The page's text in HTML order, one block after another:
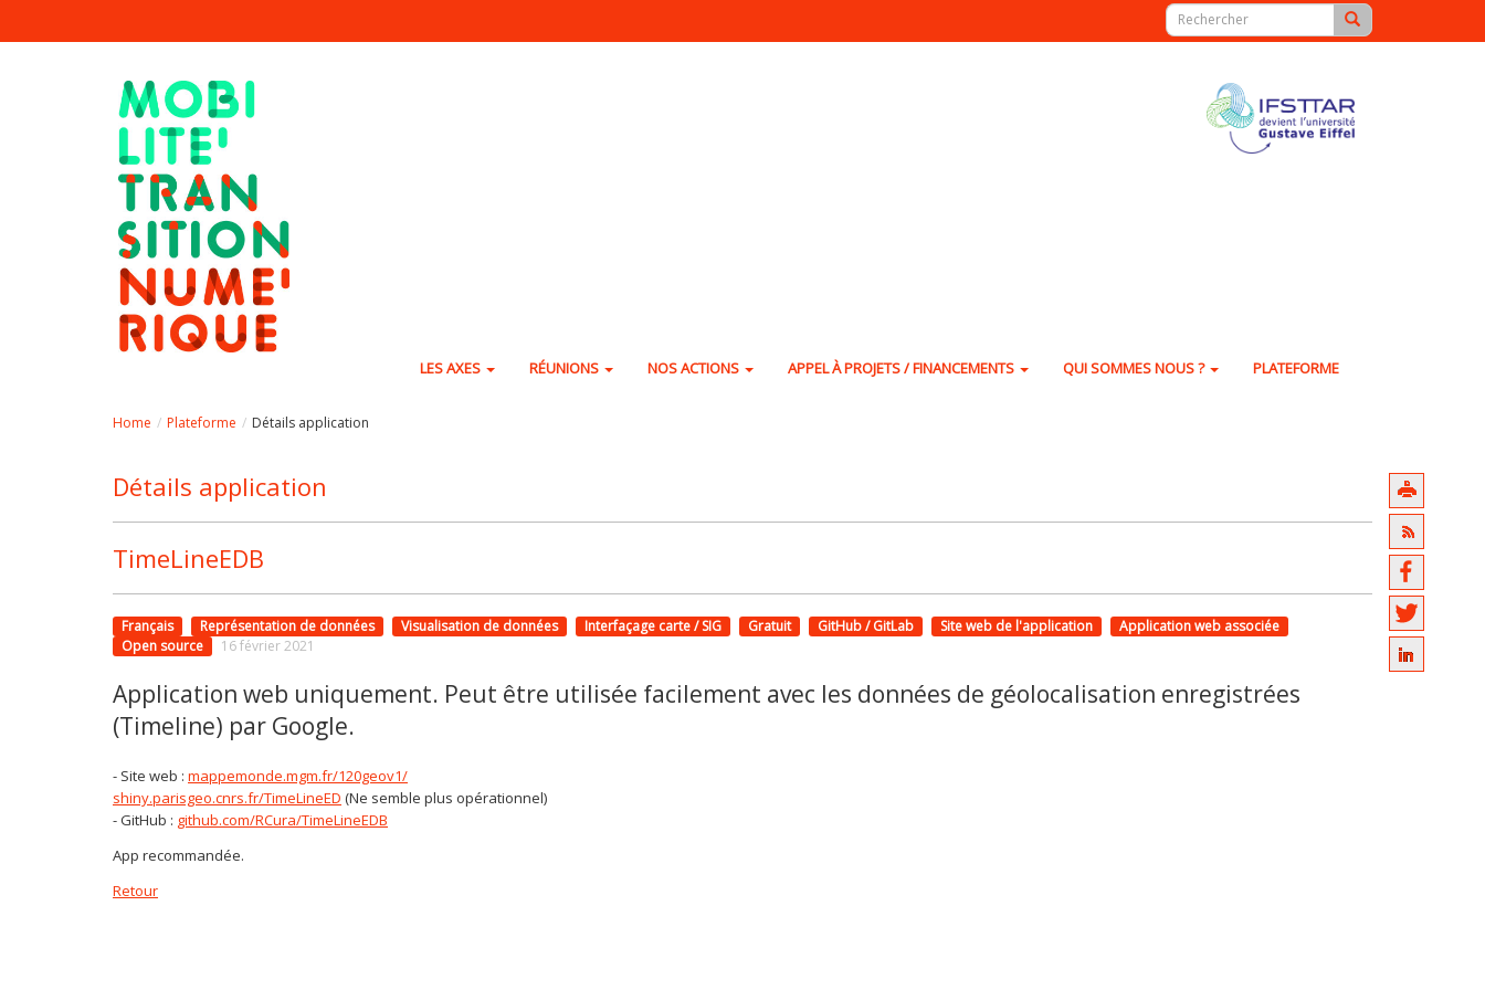
LES AXES RÉUNIONS NOS ACTIONS APPEL À PROJETS / FINANCEMENTS QUI SOMMES NOUS ? PLATEFORME
Home Plateforme Détails application
Détails application
TimeLineEDB
Français Représentation de données Visualisation de données Interfaçage carte / SIG Gratuit GitHub / GitLab Site web de l'application
Application web associée
Open source
16 février 2021
Application web uniquement. Peut être utilisée facilement avec les données de géolocalisation enregistrées
(Timeline) par Google.
- Site web : mappemonde.mgm.fr/120geov1/
shiny.parisgeo.cnrs.fr/TimeLineED (Ne semble plus opérationnel)
- GitHub : github.com/RCura/TimeLineEDB
App recommandée.
Retour